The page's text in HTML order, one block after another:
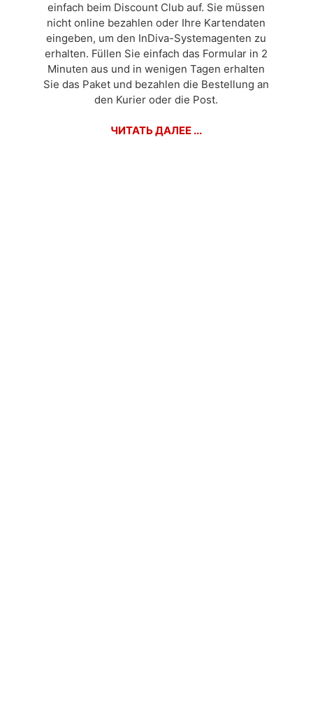
einfach beim Discount Club auf. Sie müssen
nicht online bezahlen oder Ihre Kartendaten
eingeben, um den InDiva-Systemagenten zu
erhalten. Füllen Sie einfach das Formular in 2
Minuten aus und in wenigen Tagen erhalten
Sie das Paket und bezahlen die Bestellung an
den Kurier oder die Post.
ЧИТАТЬ ДАЛЕЕ ...